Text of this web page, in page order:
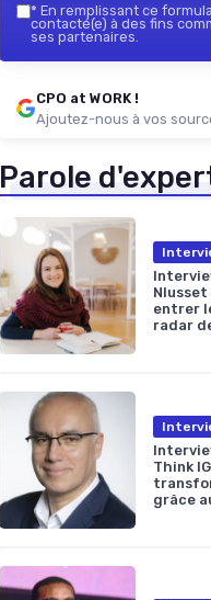
* En remplissant ce
contacté(e) à des fins
ses partenaires.
CPO at WORK !
Ajoutez-nous à vos
Parole
entrer
radar
Think
grâce